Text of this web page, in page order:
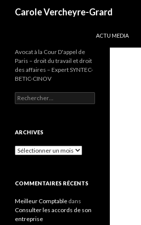
Carole Vercheyre-Grard
ACTU MEDIA
Avocat à la Cour D'appel de
Paris – droit du travail et droit
des affaires – Expert SYNTEC-
BETIC-CINOV
Rechercher :
ARCHIVES
Archives
COMMENTAIRES RÉCENTS
Meilleur Comptable dans
Consulter les accords de son
entreprise